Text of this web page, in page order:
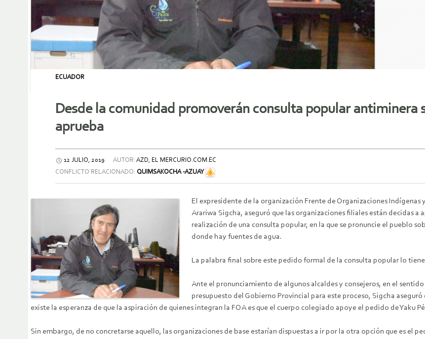
ECUADOR
Desde la comunidad promoverán consulta popular antiminera
aprueba
12 JULIO, 2019 AUTOR: AZD, EL MERCURIO.COM.EC
CONFLICTO RELACIONADO: QUIMSAKOCHA -AZUAY
El expresidente de la organización Frente de Organizaciones Indígenas
Arariwa Sigcha, aseguró que las organizaciones filiales están decidas a
realización de una consulta popular, en la que se pronuncie el pueblo
donde hay fuentes de agua.
La palabra final sobre este pedido formal de la consulta popular lo
Ante el pronunciamiento de algunos alcaldes y consejeros, en el
presupuesto del Gobierno Provincial para este proceso, Sigcha
existe la esperanza de que la aspiración de quienes integran la FOA es que el cuerpo colegiado apoye el pedido de Yaku
Sin embargo, de no concretarse aquello, las organizaciones de base estarían dispuestas a ir por la otra opción que es el